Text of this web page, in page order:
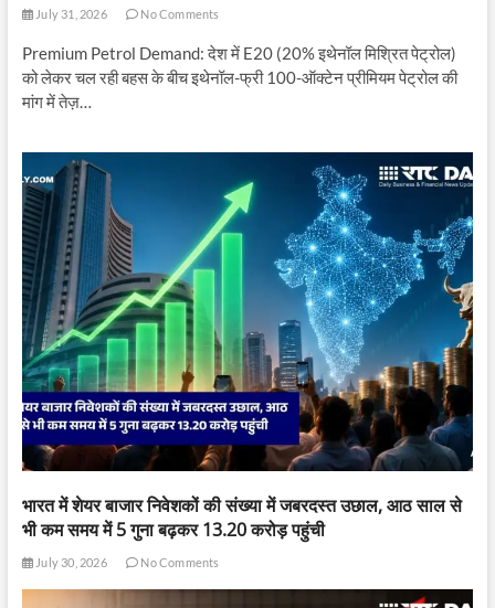
July 31, 2026 No Comments
Premium Petrol Demand: देश में E20 (20% इथेनॉल मिश्रित पेट्रोल)
को लेकर चल रही बहस के बीच इथेनॉल-फ्री 100-ऑक्टेन प्रीमियम पेट्रोल की
मांग में तेज़…
भारत में शेयर बाजार निवेशकों की संख्या में जबरदस्त उछाल, आठ साल से
भी कम समय में 5 गुना बढ़कर 13.20 करोड़ पहुंची
July 30, 2026 No Comments